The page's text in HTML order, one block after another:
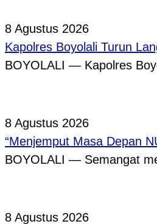
8 Agustus 2026
Kapolres Boyolali Turun
BOYOLALI — Kapolres
8 Agustus 2026
“Menjemput Masa Depan
BOYOLALI — Semangat
8 Agustus 2026